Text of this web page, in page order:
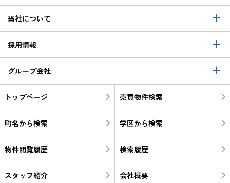
当社について
採用情報
グループ会社
トップページ 売買物件検索
町名から検索 学区から検索
物件閲覧履歴 検索履歴
スタッフ紹介 会社概要